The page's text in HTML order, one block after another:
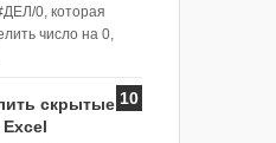
0, которая
число на 0,
скрытые